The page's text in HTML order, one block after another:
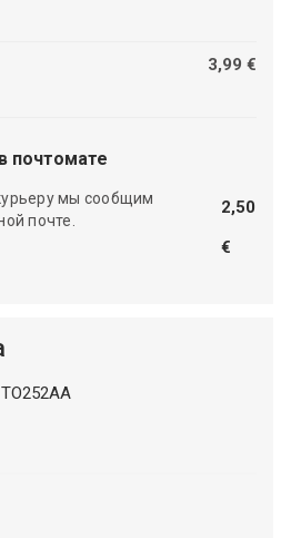
3,99 €
почтомате
мы сообщим
почте.
2,50
€